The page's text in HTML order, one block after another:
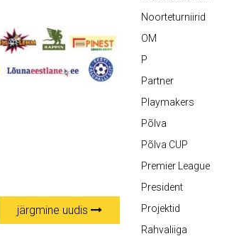
järgmine uudis
Noorteturniirid
OM
P
Partner
Playmakers
Põlva
Põlva CUP
Premier League
President
Projektid
Rahvaliiga